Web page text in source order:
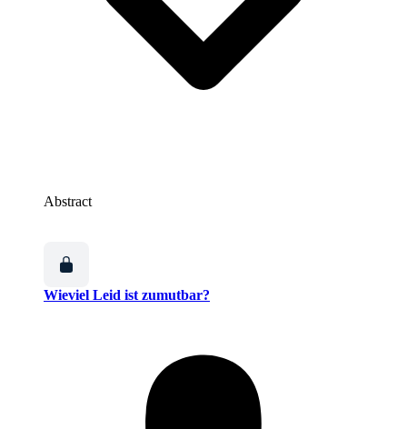
Abstract
Wieviel Leid ist zumutbar?